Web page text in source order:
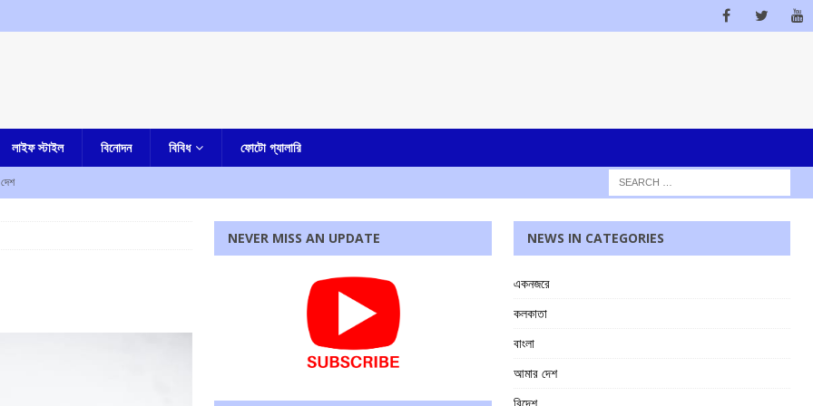
লাইফ স্টাইল বিনোদন বিবিধ ফোটো গ্যালারি
মৃত্যু
এক নজরে
NEVER MISS AN UPDATE NEWS IN CATEGORIES
একনজরে
কলকাতা
বাংলা
আমার দেশ